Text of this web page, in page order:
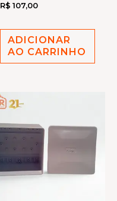
R$ 107,00
ADICIONAR
AO CARRINHO